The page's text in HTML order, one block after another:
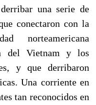
una serie de
conectaron con la
norteamericana
del Vietnam y los
y que derribaron
Una corriente en
tan reconocidos en